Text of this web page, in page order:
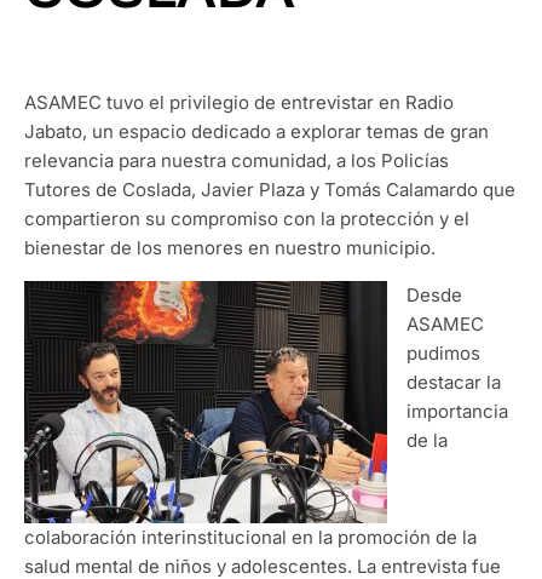
ASAMEC tuvo el privilegio de entrevistar en Radio
Jabato, un espacio dedicado a explorar temas de gran
relevancia para nuestra comunidad, a los Policías
Tutores de Coslada, Javier Plaza y Tomás Calamardo que
compartieron su compromiso con la protección y el
bienestar de los menores en nuestro municipio.
Desde
ASAMEC
pudimos
destacar la
importancia
de la
colaboración interinstitucional en la promoción de la
salud mental de niños y adolescentes. La entrevista fue